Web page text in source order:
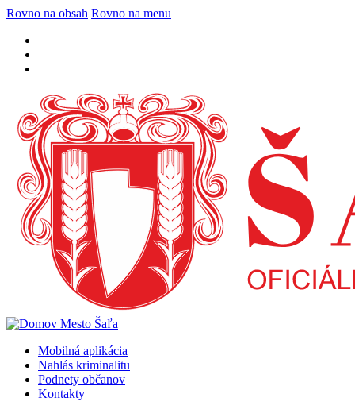
Rovno na obsah Rovno na menu
Mobilná aplikácia
Nahlás kriminalitu
Podnety občanov
Kontakty